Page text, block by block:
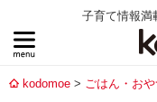
子育て情報満
kodomoe ごはん・おや